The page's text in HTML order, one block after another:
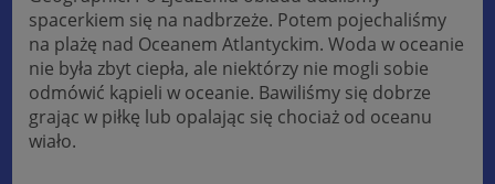
spacerkiem się na nadbrzeże. Potem pojechaliśmy
na plażę nad Oceanem Atlantyckim. Woda w oceanie
nie była zbyt ciepła, ale niektórzy nie mogli sobie
odmówić kąpieli w oceanie. Bawiliśmy się dobrze
grając w piłkę lub opalając się chociaż od oceanu
wiało.